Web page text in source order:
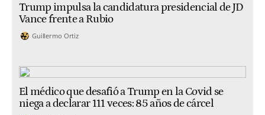
Trump impulsa la candidatura presidencial de JD
Vance frente a Rubio
Guillermo Ortiz
El médico que desafió a Trump en la Covid se
niega a declarar 111 veces: 85 años de cárcel